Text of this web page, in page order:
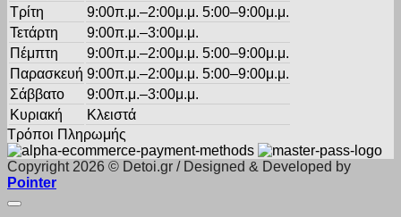
Τρίτη
9:00π.μ.–2:00μ.μ. 5:00–9:00μ.μ.
Τετάρτη
9:00π.μ.–3:00μ.μ.
Πέμπτη
9:00π.μ.–2:00μ.μ. 5:00–9:00μ.μ.
Παρασκευή 9:00π.μ.–2:00μ.μ. 5:00–9:00μ.μ.
Σάββατο
9:00π.μ.–3:00μ.μ.
Κυριακή
Κλειστά
Τρόποι Πληρωμής
Copyright 2026 © Detoi.gr / Designed & Developed by
Pointer